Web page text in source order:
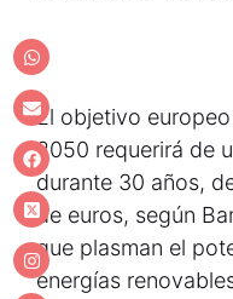
El objetivo
2050 requerirá de
durante 30 años,
de euros, según
que plasman el
energías